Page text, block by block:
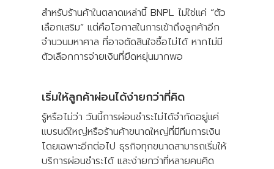
สำหรับร้านค้าในตลาดเหล่านี้ BNPL ไม่ใช่แค่ “ตัว
เลือกเสริม” แต่คือโอกาสในการเข้าถึงลูกค้าอีก
จำนวนมหาศาล ที่อาจตัดสินใจซื้อไม่ได้ หากไม่มี
ตัวเลือกการจ่ายเงินที่ยืดหยุ่นมากพอ
เริ่มให้ลูกค้าผ่อนได้ง่ายกว่าที่คิด
รู้หรือไม่ว่า วันนี้การผ่อนชำระไม่ได้จำกัดอยู่แค่
แบรนด์ใหญ่หรือร้านค้าขนาดใหญ่ที่มีทีมการเงิน
โดยเฉพาะอีกต่อไป ธุรกิจทุกขนาดสามารถเริ่มให้
บริการผ่อนชำระได้ และง่ายกว่าที่หลายคนคิด